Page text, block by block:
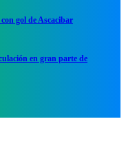
gol de Ascacibar
en gran parte de